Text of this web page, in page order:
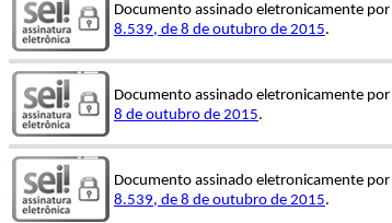
Documento assinado eletronicamente por
8.539, de 8 de outubro de 2015.
Documento assinado eletronicamente por
8 de outubro de 2015.
Documento assinado eletronicamente por
8.539, de 8 de outubro de 2015.